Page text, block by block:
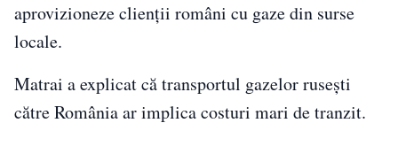
aprovizioneze clienții români cu gaze din surse
locale.
Matrai a explicat că transportul gazelor rusești
către România ar implica costuri mari de tranzit.